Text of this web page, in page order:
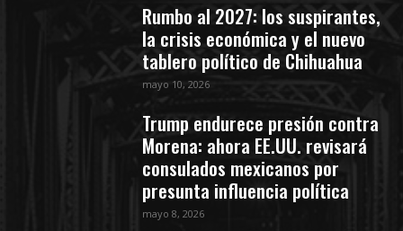
Rumbo al 2027: los suspirantes,
la crisis económica y el nuevo
tablero político de Chihuahua
mayo 10, 2026
Trump endurece presión contra
Morena: ahora EE.UU. revisará
consulados mexicanos por
presunta influencia política
mayo 8, 2026